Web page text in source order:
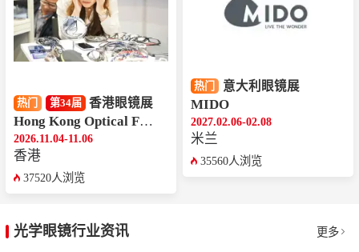
热门 第34届 香港眼镜展
Hong Kong Optical Fair
2026.11.04-11.06
香港
37520人浏览
热门 意大利眼镜展
MIDO
2027.02.06-02.08
米兰
35560人浏览
光学眼镜行业资讯 更多